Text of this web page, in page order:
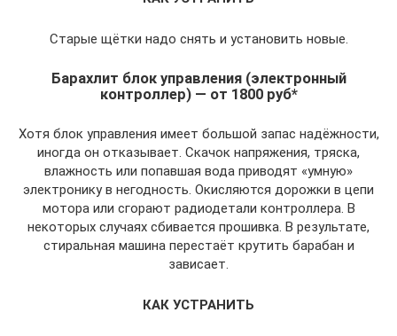
Старые щётки надо снять и установить новые.
Барахлит блок управления (электронный
контроллер) — от 1800 руб*
Хотя блок управления имеет большой запас надёжности,
иногда он отказывает. Скачок напряжения, тряска,
влажность или попавшая вода приводят «умную»
электронику в негодность. Окисляются дорожки в цепи
мотора или сгорают радиодетали контроллера. В
некоторых случаях сбивается прошивка. В результате,
стиральная машина перестаёт крутить барабан и
зависает.
КАК УСТРАНИТЬ